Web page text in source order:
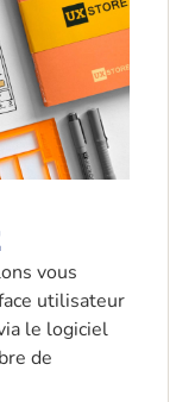
vous
utilisateur
le logiciel
de